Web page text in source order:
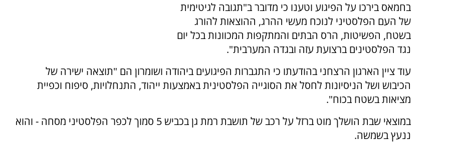
בחמאס בירכו על הפיגוע וטענו כי מדובר ב"תגובה לגיטימית
של העם הפלסטיני לנוכח מעשי ההרג, ההוצאות להורג
בשטח, הפשיטות, הרס הבתים והמתקפות המכוונות בכל יום
נגד הפלסטינים ברצועת עזה ובגדה המערבית".
עוד ציין הארגון הרצחני בהודעתו כי התגברות הפיגועים ביהודה ושומרון הם "תוצאה ישירה של
הכיבוש ושל הניסיונות לחסל את הסוגייה הפלסטינית באמצעות ייהוד, התנחלויות, סיפוח וכפיית
מציאות בשטח בכוח".
במוצאי שבת הושלך מוט ברזל על רכב של תושבת רמת גן בכביש 5 סמוך לכפר הפלסטיני מסחה - והוא
ננעץ בשמשה.